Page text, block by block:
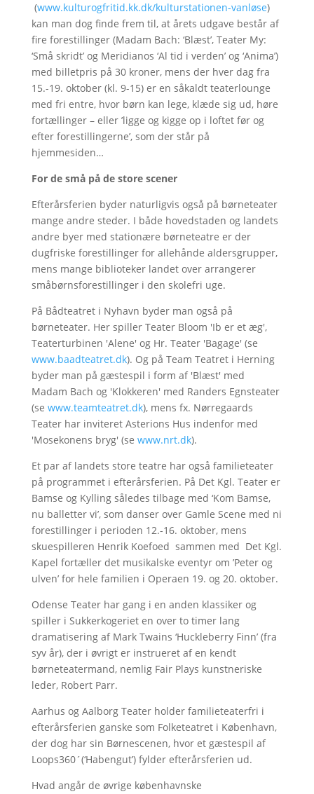
(www.kulturogfritid.kk.dk/kulturstationen-vanløse)
kan man dog finde frem til, at årets udgave består af
fire forestillinger (Madam Bach: ‘Blæst’, Teater My:
‘Små skridt’ og Meridianos ‘Al tid i verden’ og ‘Anima’)
med billetpris på 30 kroner, mens der hver dag fra
15.-19. oktober (kl. 9-15) er en såkaldt teaterlounge
med fri entre, hvor børn kan lege, klæde sig ud, høre
fortællinger – eller ’ligge og kigge op i loftet før og
efter forestillingerne’, som der står på
hjemmesiden…
For de små på de store scener
Efterårsferien byder naturligvis også på børneteater
mange andre steder. I både hovedstaden og landets
andre byer med stationære børneteatre er der
dugfriske forestillinger for allehånde aldersgrupper,
mens mange biblioteker landet over arrangerer
småbørnsforestillinger i den skolefri uge.
På Bådteatret i Nyhavn byder man også på
børneteater. Her spiller Teater Bloom 'Ib er et æg',
Teaterturbinen 'Alene' og Hr. Teater 'Bagage' (se
www.baadteatret.dk). Og på Team Teatret i Herning
byder man på gæstespil i form af 'Blæst' med
Madam Bach og 'Klokkeren' med Randers Egnsteater
(se www.teamteatret.dk), mens fx. Nørregaards
Teater har inviteret Asterions Hus indenfor med
'Mosekonens bryg' (se www.nrt.dk).
Et par af landets store teatre har også familieteater
på programmet i efterårsferien. På Det Kgl. Teater er
Bamse og Kylling således tilbage med ‘Kom Bamse,
nu balletter vi’, som danser over Gamle Scene med ni
forestillinger i perioden 12.-16. oktober, mens
skuespilleren Henrik Koefoed sammen med Det Kgl.
Kapel fortæller det musikalske eventyr om ’Peter og
ulven’ for hele familien i Operaen 19. og 20. oktober.
Odense Teater har gang i en anden klassiker og
spiller i Sukkerkogeriet en over to timer lang
dramatisering af Mark Twains ‘Huckleberry Finn’ (fra
syv år), der i øvrigt er instrueret af en kendt
børneteatermand, nemlig Fair Plays kunstneriske
leder, Robert Parr.
Aarhus og Aalborg Teater holder familieteaterfri i
efterårsferien ganske som Folketeatret i København,
der dog har sin Børnescenen, hvor et gæstespil af
Loops360´(‘Habengut’) fylder efterårsferien ud.
Hvad angår de øvrige københavnske